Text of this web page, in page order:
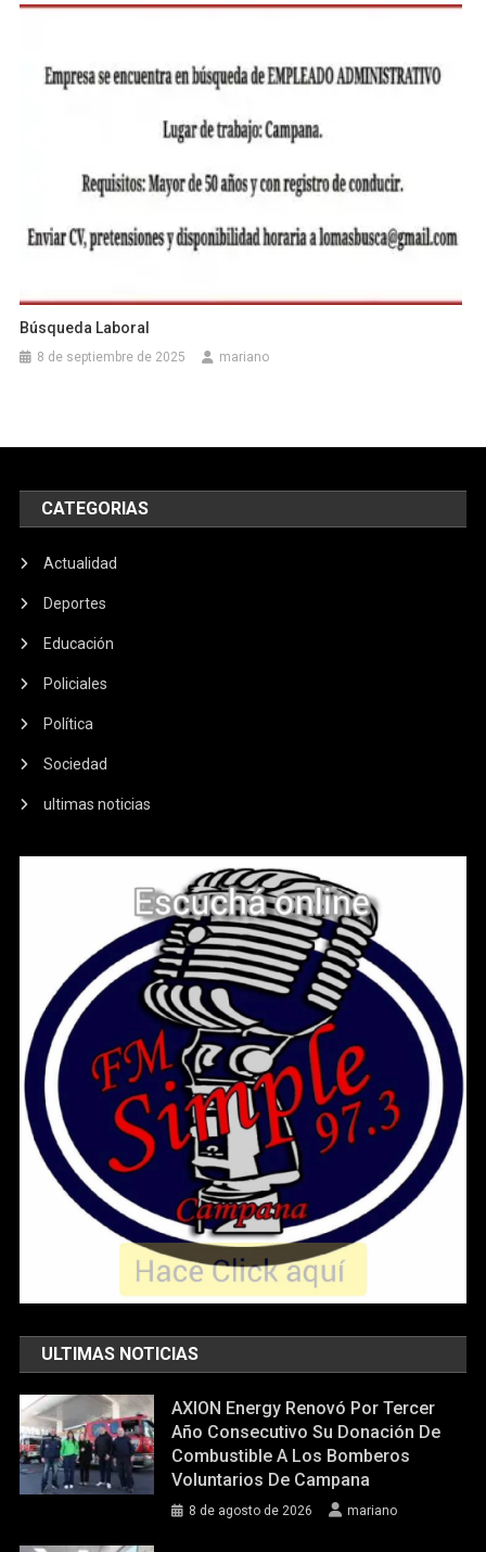
Búsqueda Laboral
8 de septiembre de 2025 mariano
CATEGORIAS
Actualidad
Deportes
Educación
Policiales
Política
Sociedad
ultimas noticias
ULTIMAS NOTICIAS
AXION Energy Renovó Por Tercer
Año Consecutivo Su Donación De
Combustible A Los Bomberos
Voluntarios De Campana
8 de agosto de 2026 mariano